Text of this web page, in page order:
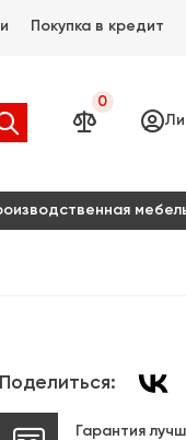
Покупка в кредит

0

Поделиться:
Гарантия